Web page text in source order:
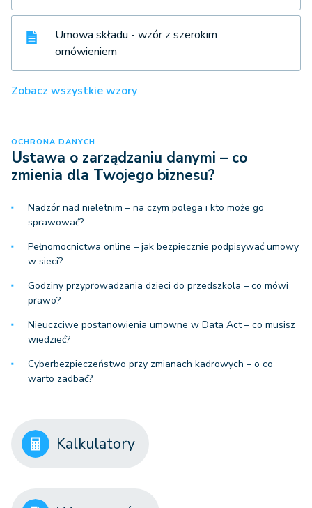
Umowa składu - wzór z szerokim
omówieniem
Zobacz wszystkie wzory
OCHRONA DANYCH
Ustawa o zarządzaniu danymi – co
zmienia dla Twojego biznesu?
Nadzór nad nieletnim – na czym polega i kto może go
sprawować?
Pełnomocnictwa online – jak bezpiecznie podpisywać umowy
w sieci?
Godziny przyprowadzania dzieci do przedszkola – co mówi
prawo?
Nieuczciwe postanowienia umowne w Data Act – co musisz
wiedzieć?
Cyberbezpieczeństwo przy zmianach kadrowych – o co
warto zadbać?
Kalkulatory